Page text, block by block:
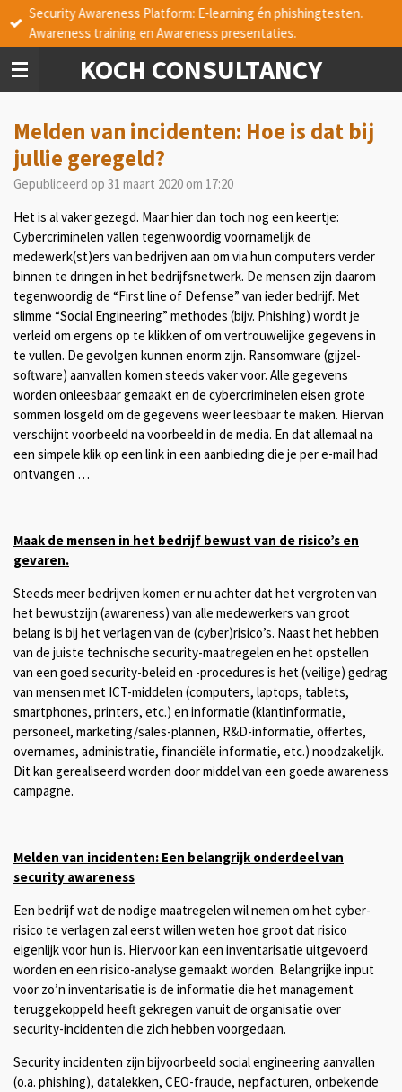
Ga
direct
de
hoofdinhoud
KOCH CONSULTANCY
Security Awareness Platform: E-learning én phishingtesten.
Awareness training en Awareness presentaties.
Melden van incidenten: Hoe is dat bij
jullie geregeld?
Gepubliceerd op 31 maart 2020 om 17:20
Het is al vaker gezegd. Maar hier dan toch nog een keertje:
Cybercriminelen vallen tegenwoordig voornamelijk de
medewerk(st)ers van bedrijven aan om via hun computers verder
binnen te dringen in het bedrijfsnetwerk. De mensen zijn daarom
tegenwoordig de “First line of Defense” van ieder bedrijf. Met
slimme “Social Engineering” methodes (bijv. Phishing) wordt je
verleid om ergens op te klikken of om vertrouwelijke gegevens in
te vullen. De gevolgen kunnen enorm zijn. Ransomware (gijzel-
software) aanvallen komen steeds vaker voor. Alle gegevens
worden onleesbaar gemaakt en de cybercriminelen eisen grote
sommen losgeld om de gegevens weer leesbaar te maken. Hiervan
verschijnt voorbeeld na voorbeeld in de media. En dat allemaal na
een simpele klik op een link in een aanbieding die je per e-mail had
ontvangen …
Maak de mensen in het bedrijf bewust van de risico’s en
gevaren.
Steeds meer bedrijven komen er nu achter dat het vergroten van
het bewustzijn (awareness) van alle medewerkers van groot
belang is bij het verlagen van de (cyber)risico’s. Naast het hebben
van de juiste technische security-maatregelen en het opstellen
van een goed security-beleid en -procedures is het (veilige) gedrag
van mensen met ICT-middelen (computers, laptops, tablets,
smartphones, printers, etc.) en informatie (klantinformatie,
personeel, marketing/sales-plannen, R&D-informatie, offertes,
overnames, administratie, financiële informatie, etc.) noodzakelijk.
Dit kan gerealiseerd worden door middel van een goede awareness
campagne.
Melden van incidenten: Een belangrijk onderdeel van
security awareness
Een bedrijf wat de nodige maatregelen wil nemen om het cyber-
risico te verlagen zal eerst willen weten hoe groot dat risico
eigenlijk voor hun is. Hiervoor kan een inventarisatie uitgevoerd
worden en een risico-analyse gemaakt worden. Belangrijke input
voor zo’n inventarisatie is de informatie die het management
teruggekoppeld heeft gekregen vanuit de organisatie over
security-incidenten die zich hebben voorgedaan.
Security incidenten zijn bijvoorbeeld social engineering aanvallen
(o.a. phishing), datalekken, CEO-fraude, nepfacturen, onbekende